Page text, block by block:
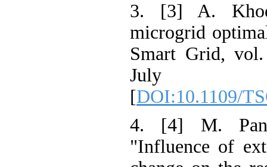
3. [3] A.
microgrid
Smart Grid,
[DOI:10.1109/
4. [4] M.
"Influence of